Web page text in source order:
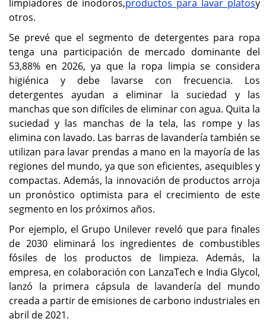
limpiadores de inodoros,productos para lavar platosy
otros.
Se prevé que el segmento de detergentes para ropa
tenga una participación de mercado dominante del
53,88% en 2026, ya que la ropa limpia se considera
higiénica y debe lavarse con frecuencia. Los
detergentes ayudan a eliminar la suciedad y las
manchas que son difíciles de eliminar con agua. Quita la
suciedad y las manchas de la tela, las rompe y las
elimina con lavado. Las barras de lavandería también se
utilizan para lavar prendas a mano en la mayoría de las
regiones del mundo, ya que son eficientes, asequibles y
compactas. Además, la innovación de productos arroja
un pronóstico optimista para el crecimiento de este
segmento en los próximos años.
Por ejemplo, el Grupo Unilever reveló que para finales
de 2030 eliminará los ingredientes de combustibles
fósiles de los productos de limpieza. Además, la
empresa, en colaboración con LanzaTech e India Glycol,
lanzó la primera cápsula de lavandería del mundo
creada a partir de emisiones de carbono industriales en
abril de 2021.